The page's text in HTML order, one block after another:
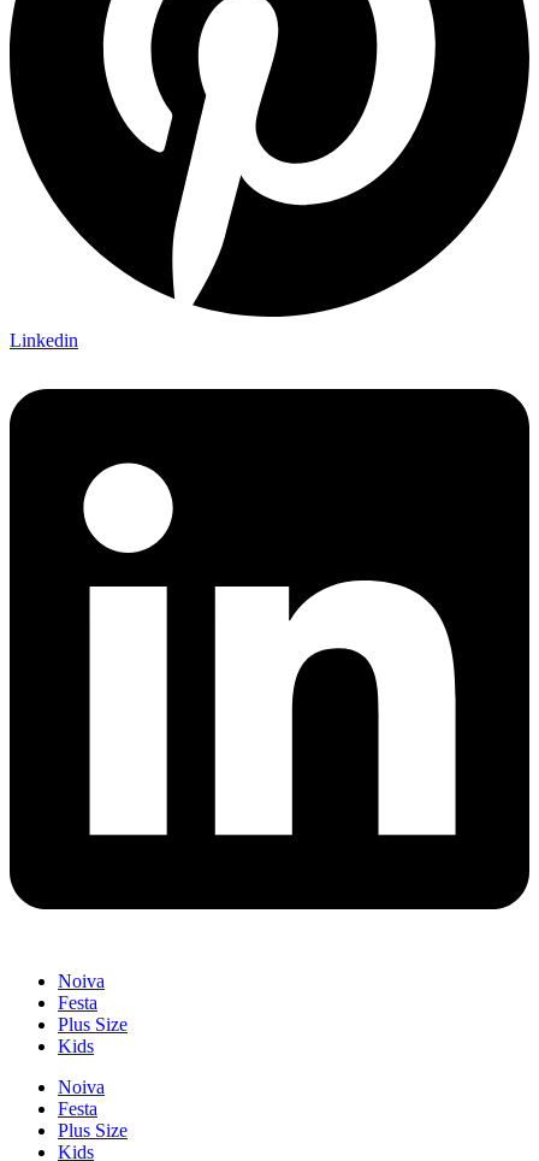
Linkedin
Noiva
Festa
Plus Size
Kids
Noiva
Festa
Plus Size
Kids